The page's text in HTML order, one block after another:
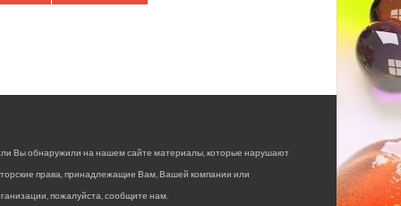
Вы обнаружили на нашем сайте материалы, которые нарушают
права, принадлежащие Вам, Вашей компании или
пожалуйста, сообщите нам.